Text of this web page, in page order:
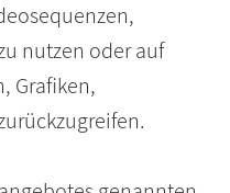
nutzen oder auf
Grafiken,